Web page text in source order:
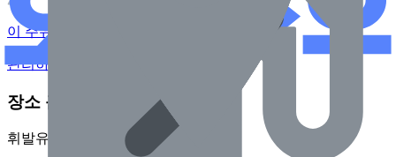
이 주유소의 사장님이신가요?
관리하기
장소 근처 주유소
휘발유